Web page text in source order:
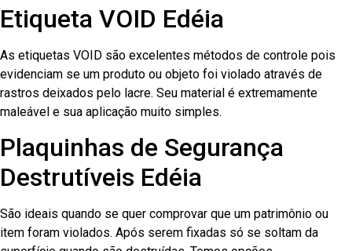
Etiqueta VOID Edéia
As etiquetas VOID são excelentes métodos de controle pois
evidenciam se um produto ou objeto foi violado através de
rastros deixados pelo lacre. Seu material é extremamente
maleável e sua aplicação muito simples.
Plaquinhas de Segurança
Destrutíveis Edéia
São ideais quando se quer comprovar que um patrimônio ou
item foram violados. Após serem fixadas só se soltam da